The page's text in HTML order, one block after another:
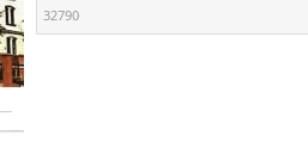
32790